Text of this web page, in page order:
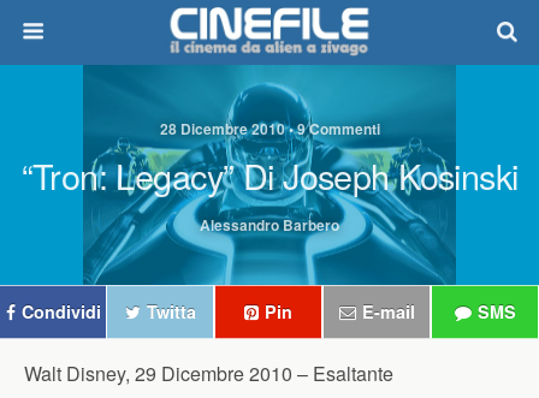
28 Dicembre 2010 • 9 Commenti
“Tron: Legacy” Di Joseph Kosinski
Alessandro Barbero
Condividi Twitta Pin E-mail SMS
Walt Disney, 29 Dicembre 2010 – Esaltante